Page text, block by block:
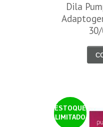
Dila
ESTOQUE
LIMITADO